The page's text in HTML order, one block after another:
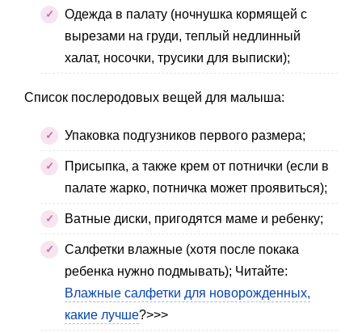
Одежда в палату (ночнушка кормящей с
вырезами на груди, теплый недлинный
халат, носочки, трусики для выписки);
Список послеродовых вещей для малыша:
Упаковка подгузников первого размера;
Присыпка, а также крем от потнички (если в
палате жарко, потничка может проявиться);
Ватные диски, пригодятся маме и ребенку;
Салфетки влажные (хотя после покака
ребенка нужно подмывать); Читайте:
Влажные салфетки для новорожденных,
какие лучше?>>>